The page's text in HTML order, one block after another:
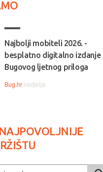
Najbolji mobiteli 2026. -
besplatno digitalno izdanje
Bugovog ljetnog priloga
Bug.hr nedjelja